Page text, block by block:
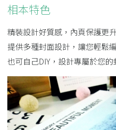
相本特色
精裝設計好質感，內頁保護更
提供多種封面設計，讓您輕鬆
也可自己DIY，設計專屬於您的